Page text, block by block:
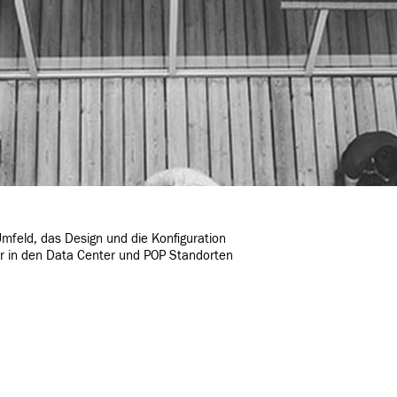
das Design und die Konfiguration
den Data Center und POP Standorten